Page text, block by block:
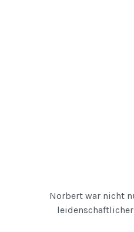
Norbert war nicht